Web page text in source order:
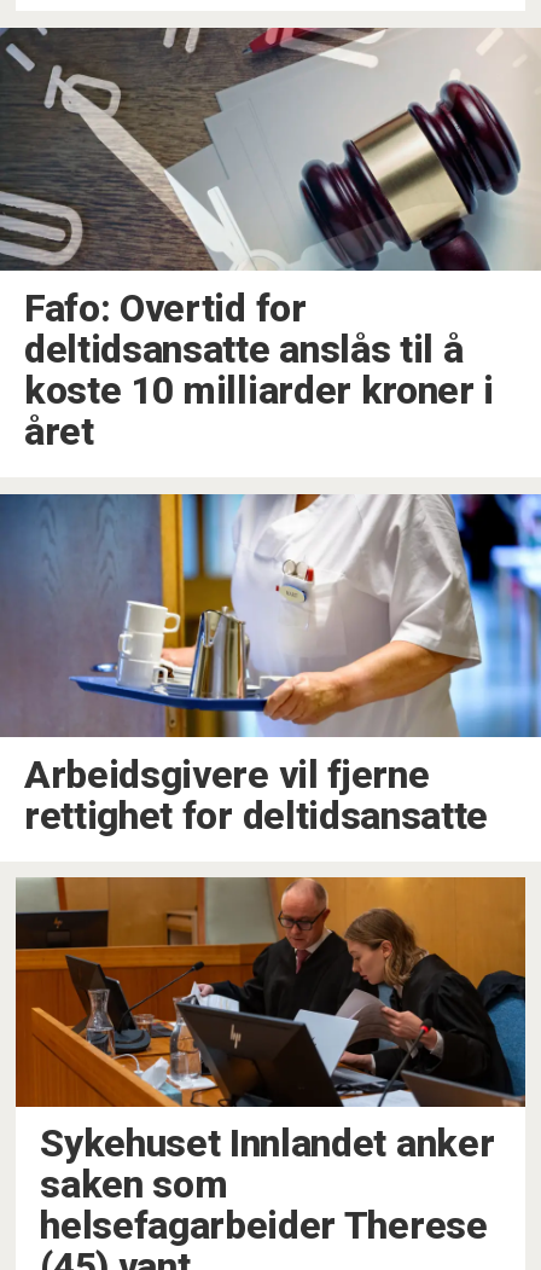
Fafo: Overtid for
deltidsansatte anslås til å
koste 10 milliarder kroner i
året
Arbeidsgivere vil fjerne
rettighet for deltidsansatte
Sykehuset Innlandet anker
saken som
helsefagarbeider Therese